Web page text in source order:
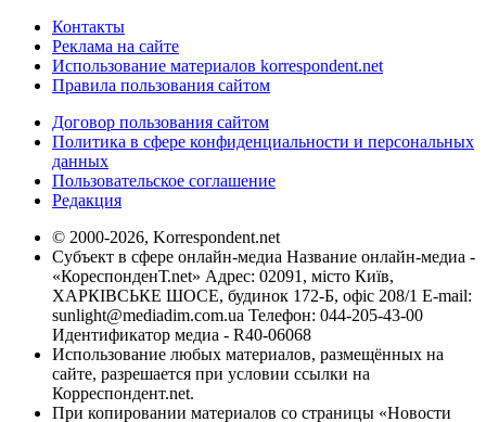
Контакты
Реклама на сайте
Использование материалов korrespondent.net
Правила пользования сайтом
Договор пользования сайтом
Политика в сфере конфиденциальности и персональных
данных
Пользовательское соглашение
Редакция
© 2000-2026, Korrespondent.net
Субъект в сфере онлайн-медиа Название онлайн-медиа -
«КореспонденТ.net» Адрес: 02091, місто Київ,
ХАРКІВСЬКЕ ШОСЕ, будинок 172-Б, офіс 208/1 E-mail:
sunlight@mediadim.com.ua Телефон: 044-205-43-00
Идентификатор медиа - R40-06068
Использование любых материалов, размещённых на
сайте, разрешается при условии ссылки на
Корреспондент.net.
При копировании материалов со страницы «Новости